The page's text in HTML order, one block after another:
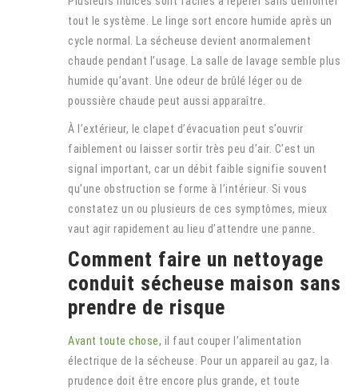
tout le système. Le linge sort encore humide après un
cycle normal. La sécheuse devient anormalement
chaude pendant l’usage. La salle de lavage semble plus
humide qu’avant. Une odeur de brûlé léger ou de
poussière chaude peut aussi apparaître.
À l’extérieur, le clapet d’évacuation peut s’ouvrir
faiblement ou laisser sortir très peu d’air. C’est un
signal important, car un débit faible signifie souvent
qu’une obstruction se forme à l’intérieur. Si vous
constatez un ou plusieurs de ces symptômes, mieux
vaut agir rapidement au lieu d’attendre une panne.
Comment faire un nettoyage
conduit sécheuse maison sans
prendre de risque
Avant toute chose, il faut couper l’alimentation
électrique de la sécheuse. Pour un appareil au gaz, la
prudence doit être encore plus grande, et toute